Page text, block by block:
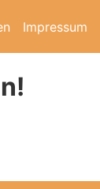
Impressum